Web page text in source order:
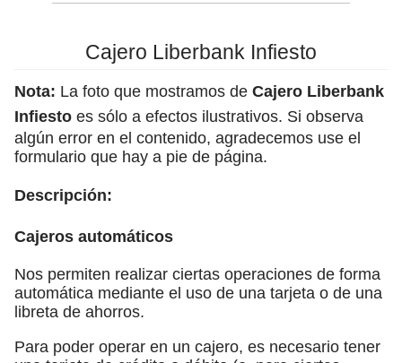
Cajero Liberbank Infiesto
Nota: La foto que mostramos de Cajero Liberbank
Infiesto es sólo a efectos ilustrativos. Si observa
algún error en el contenido, agradecemos use el
formulario que hay a pie de página.
Descripción:
Cajeros automáticos
Nos permiten realizar ciertas operaciones de forma
automática mediante el uso de una tarjeta o de una
libreta de ahorros.
Para poder operar en un cajero, es necesario tener